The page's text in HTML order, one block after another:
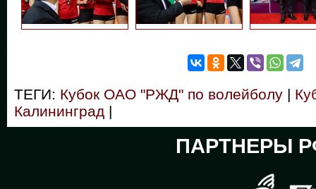
ТЕГИ: Кубок ОАО "РЖД" по волейболу |
Калининград |
ПАРТНЕРЫ